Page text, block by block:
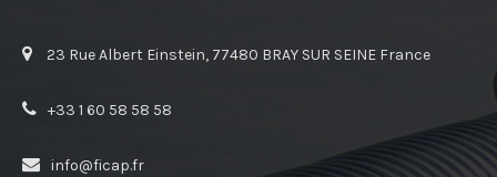
23 Rue Albert Einstein, 77480 BRAY SUR SEINE France
+33 1 60 58 58 58
info@ficap.fr